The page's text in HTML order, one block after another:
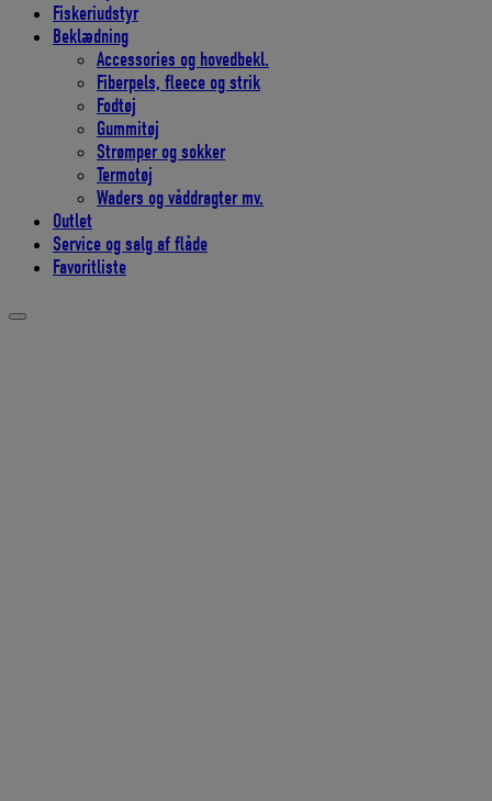
Fiskeriudstyr
Beklædning
Accessories og hovedbekl.
Fiberpels, fleece og strik
Fodtøj
Gummitøj
Strømper og sokker
Termotøj
Waders og våddragter mv.
Outlet
Service og salg af flåde
Favoritliste